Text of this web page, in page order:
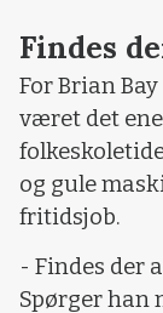
Findes
For Brian
været det
og gule
fritidsjob.
- Findes der
Spørger han